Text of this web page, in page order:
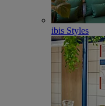
ibis Styles